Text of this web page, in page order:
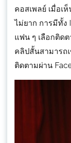
คอสเพลย์ เมื่อเ
ไม่ยาก การมีทั้ง
แฟน ๆ เลือกติด
คลิปสั้นสามารถ
ติดตามผ่าน